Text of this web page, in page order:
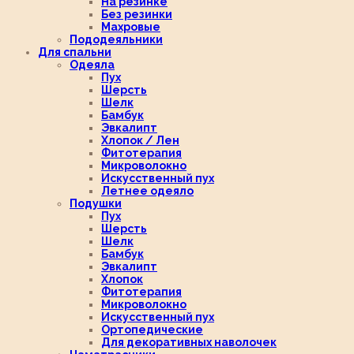
Без резинки
Махровые
Пододеяльники
Для спальни
Одеяла
Пух
Шерсть
Шелк
Бамбук
Эвкалипт
Хлопок / Лен
Фитотерапия
Микроволокно
Искусственный пух
Летнее одеяло
Подушки
Пух
Шерсть
Шелк
Бамбук
Эвкалипт
Хлопок
Фитотерапия
Микроволокно
Искусственный пух
Ортопедические
Для декоративных наволочек